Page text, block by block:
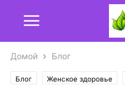
Домой Блог
Блог Женское здоровье